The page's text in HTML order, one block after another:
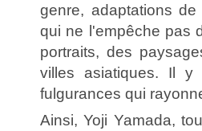
genre, adaptations
qui ne l'empêche pas
portraits, des
villes asiatiques. Il y
fulgurances qui
Ainsi, Yoji Yamada,